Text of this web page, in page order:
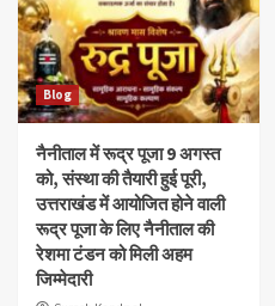
Blog
नैनीताल में रूद्र पूजा 9 अगस्त
को, संस्था की तैयारी हुई पूरी,
उत्तराखंड में आयोजित होने वाली
रूद्र पूजा के लिए नैनीताल की
रेशमा टंडन को मिली अहम
जिम्मेदारी